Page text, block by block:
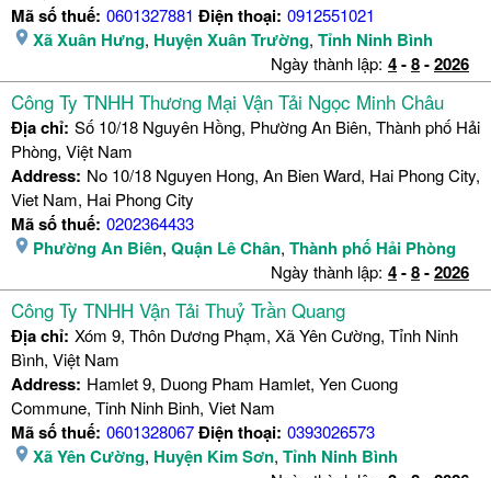
Mã số thuế: 0601327881 Điện thoại: 0912551021
Xã Xuân Hưng, Huyện Xuân Trường, Tỉnh Ninh Bình
Ngày thành lập: 4-8-2026
Công Ty TNHH Thương Mại Vận Tải Ngọc Minh Châu
Địa chỉ: Số 10/18 Nguyên Hồng, Phường An Biên, Thành phố Hải
Phòng, Việt Nam
Address: No 10/18 Nguyen Hong, An Bien Ward, Hai Phong City,
Viet Nam, Hai Phong City
Mã số thuế: 0202364433
Phường An Biên, Quận Lê Chân, Thành phố Hải Phòng
Ngày thành lập: 4-8-2026
Công Ty TNHH Vận Tải Thuỷ Trần Quang
Địa chỉ: Xóm 9, Thôn Dương Phạm, Xã Yên Cường, Tỉnh Ninh
Bình, Việt Nam
Address: Hamlet 9, Duong Pham Hamlet, Yen Cuong
Commune, Tinh Ninh Binh, Viet Nam
Mã số thuế: 0601328067Điện thoại: 0393026573
Xã Yên Cường, Huyện Kim Sơn, Tỉnh Ninh Bình